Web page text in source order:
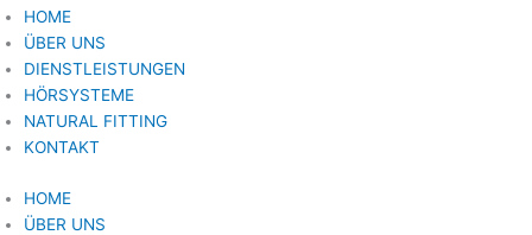
HOME
ÜBER UNS
DIENSTLEISTUNGEN
HÖRSYSTEME
NATURAL FITTING
KONTAKT
HOME
ÜBER UNS